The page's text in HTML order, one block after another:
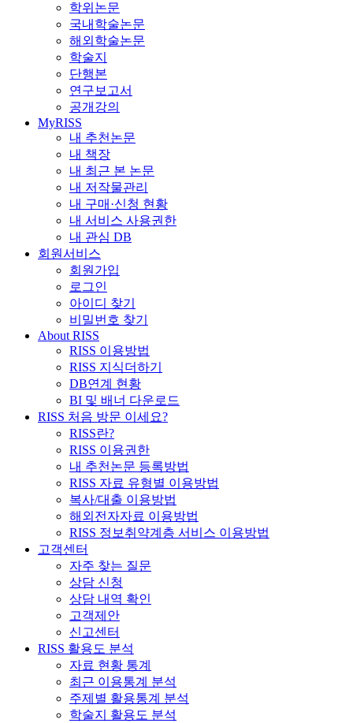
학위논문
국내학술논문
해외학술논문
학술지
단행본
연구보고서
공개강의
MyRISS
내 추천논문
내 책장
내 최근 본 논문
내 저작물관리
내 구매·신청 현황
내 서비스 사용권한
내 관심 DB
회원서비스
회원가입
로그인
아이디 찾기
비밀번호 찾기
About RISS
RISS 이용방법
RISS 지식더하기
DB연계 현황
BI 및 배너 다운로드
RISS 처음 방문 이세요?
RISS란?
RISS 이용권한
내 추천논문 등록방법
RISS 자료 유형별 이용방법
복사/대출 이용방법
해외전자자료 이용방법
RISS 정보취약계층 서비스 이용방법
고객센터
자주 찾는 질문
상담 신청
상담 내역 확인
고객제안
신고센터
RISS 활용도 분석
자료 현황 통계
최근 이용통계 분석
주제별 활용통계 분석
학술지 활용도 분석